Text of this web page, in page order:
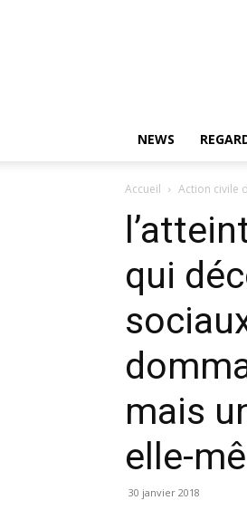
NEWS
Accueil Action civile
qui
mais
elle-
30 janvier 2018